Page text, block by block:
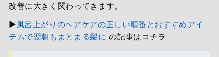
改善に大きく関わってきます。
▶風呂上がりのヘアケアの正しい順番とおすすめアイ
テムで翌朝もまとまる髪に の記事はコチラ